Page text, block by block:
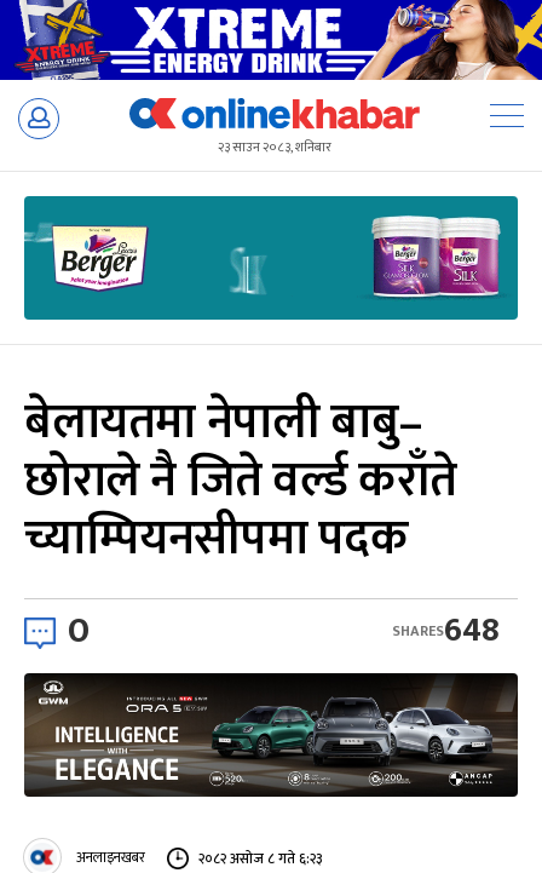
Skip
२३ साउन २०८३, शनिबार
बेलायतमा नेपाली बाबु–
छोराले नै जिते वर्ल्ड कराँते
च्याम्पियनसीपमा पदक
0 648
SHARES
अनलाइनखबर २०८२ असोज ८ गते ६:२३